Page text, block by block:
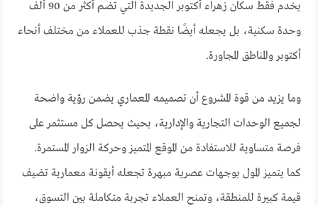
يخدم فقط سكان زهراء أكتوبر الجديدة التي تضم أكثر من 90 ألف
وحدة سكنية، بل يجعله أيضًا نقطة جذب للعملاء من مختلف أنحاء
أكتوبر والمناطق المجاورة.
وما يزيد من قوة المشروع أن تصميمه المعماري يضمن رؤية واضحة
لجميع الوحدات التجارية والإدارية، بحيث يحصل كل مستثمر على
فرصة متساوية للاستفادة من الموقع المتميز وحركة الزوار المستمرة.
كما يتميز المول بوجهات عصرية مبهرة تجعله أيقونة معمارية تضيف
قيمة كبيرة للمنطقة، وتمنح العملاء تجربة متكاملة بين التسوق،